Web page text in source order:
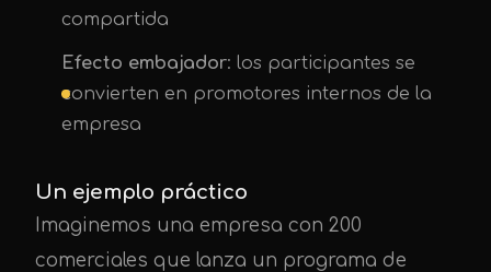
compartida
Efecto embajador: los participantes se
convierten en promotores internos de la
empresa
Un ejemplo práctico
Imaginemos una empresa con 200
comerciales que lanza un programa de